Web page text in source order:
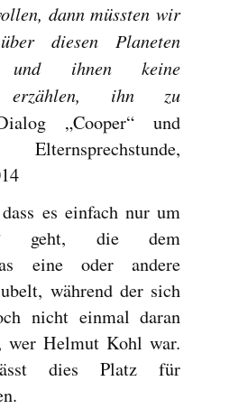
dann müssten wir
diesen Planeten
und ihnen keine
erzählen, ihn zu
„Cooper“ und
es einfach nur um
geht, die dem
eine oder andere
während der sich
nicht einmal daran
wer Helmut Kohl war.
dies Platz für